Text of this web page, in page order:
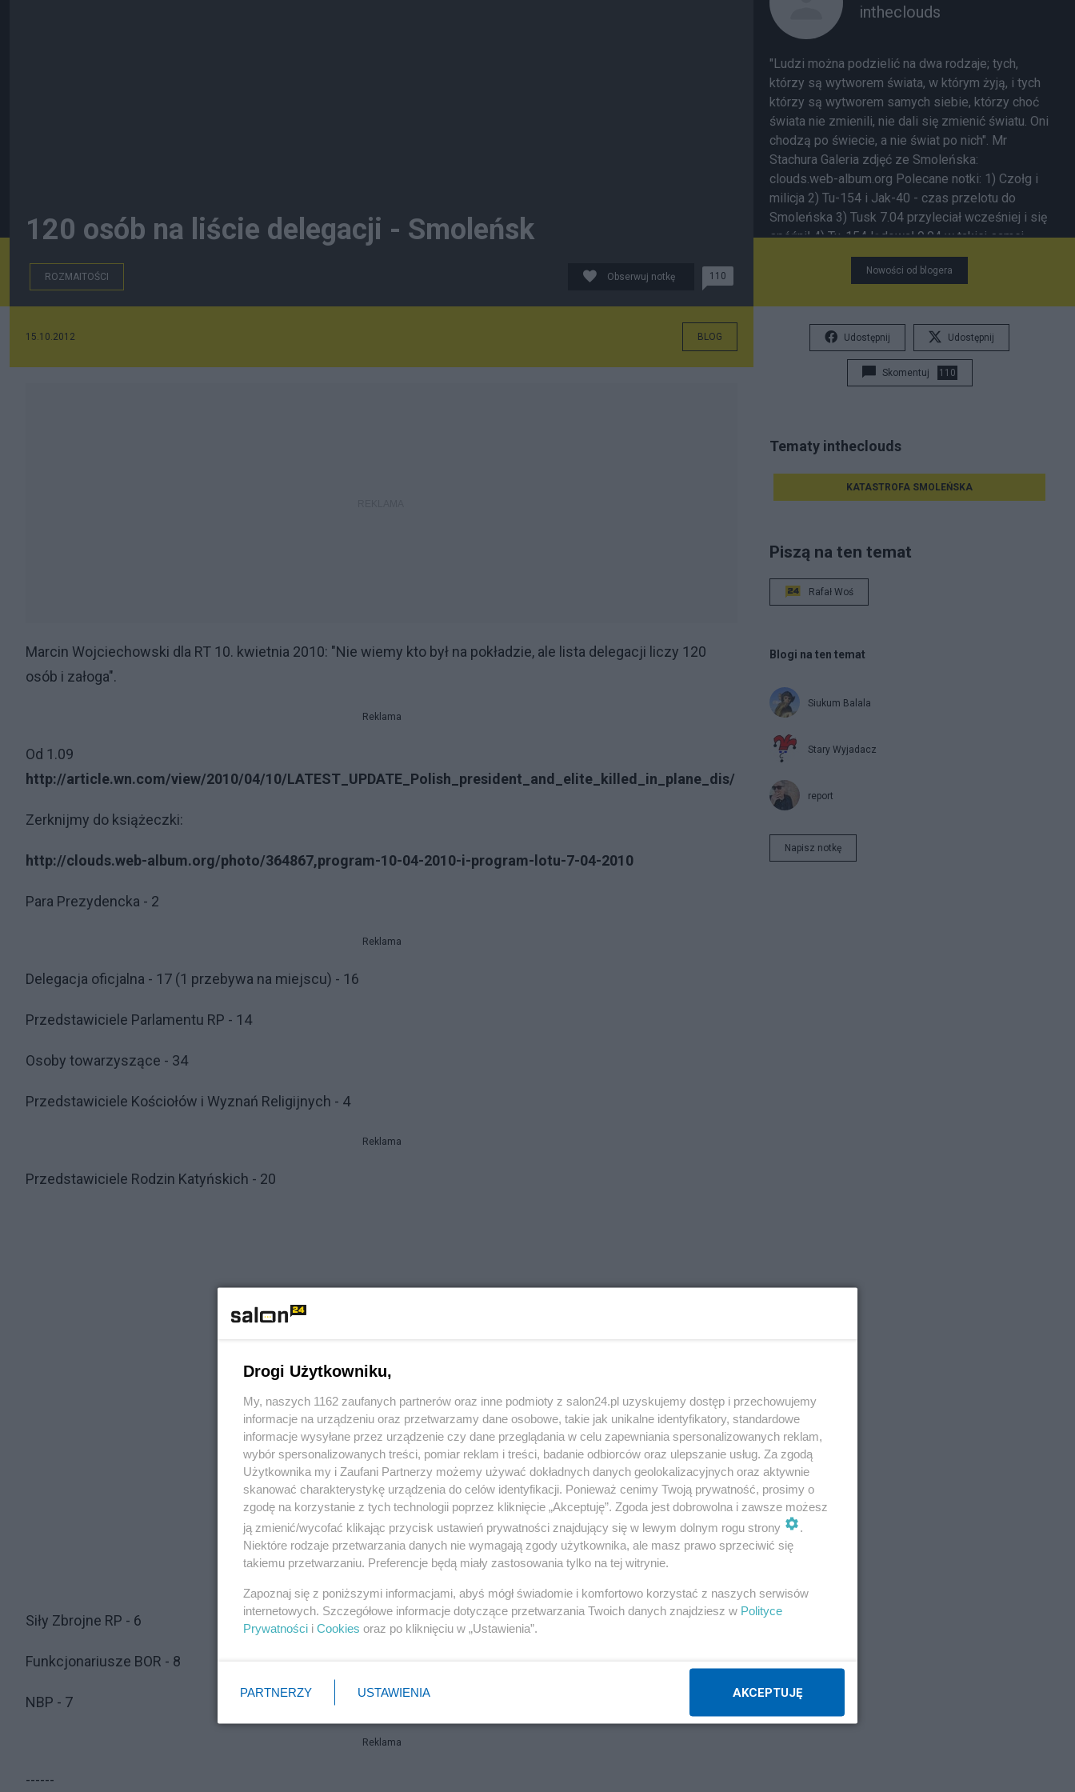
120 osób na liście delegacji - Smoleńsk
ROZMAITOŚCI Obserwuj notkę 110
15.10.2012 BLOG
Marcin Wojciechowski dla RT 10. kwietnia 2010: "Nie wiemy kto był na pokładzie, ale lista delegacji liczy 120
osób i załoga".
Reklama
Od 1.09
http://article.wn.com/view/2010/04/10/LATEST_UPDATE_Polish_president_and_elite_killed_in_plane_dis/
Zerknijmy do książeczki:
http://clouds.web-album.org/photo/364867,program-10-04-2010-i-program-lotu-7-04-2010
Para Prezydencka - 2
Reklama
Delegacja oficjalna - 17 (1 przebywa na miejscu) - 16
Przedstawiciele Parlamentu RP - 14
Osoby towarzyszące - 34
Przedstawiciele Kościołów i Wyznań Religijnych - 4
Reklama
Przedstawiciele Rodzin Katyńskich - 20
Siły Zbrojne RP - 6
Funkcjonariusze BOR - 8
NBP - 7
Reklama
------
intheclouds
"Ludzi można podzielić na dwa rodzaje; tych,
którzy są wytworem świata, w którym żyją, i tych
którzy są wytworem samych siebie, którzy choć
świata nie zmienili, nie dali się zmienić światu. Oni
chodzą po świecie, a nie świat po nich". Mr
Stachura Galeria zdjęć ze Smoleńska:
clouds.web-album.org Polecane notki: 1) Czołg i
milicja 2) Tu-154 i Jak-40 - czas przelotu do
Smoleńska 3) Tusk 7.04 przyleciał wcześniej i się
spóźnił 4) Tu-154 lądował 9.04 w takiej samej
5) O trzech samolotach do Smoleńska
Tajemnice lotu 7.04.2010 7) Był sobie hangar;
Nowości od blogera
Udostępnij Udostępnij
Skomentuj 110
Tematy intheclouds
KATASTROFA SMOLEŃSKA
Piszą na ten temat
Rafał Woś
Blogi na ten temat
Siukum Balala
Stary Wyjadacz
report
Napisz notkę
Drogi Użytkowniku,
My, naszych 1162 zaufanych partnerów oraz inne podmioty z salon24.pl uzyskujemy dostęp i przechowujemy
informacje na urządzeniu oraz przetwarzamy dane osobowe, takie jak unikalne identyfikatory, standardowe
informacje wysyłane przez urządzenie czy dane przeglądania w celu zapewniania spersonalizowanych reklam,
wybór spersonalizowanych treści, pomiar reklam i treści, badanie odbiorców oraz ulepszanie usług. Za zgodą
Użytkownika my i Zaufani Partnerzy możemy używać dokładnych danych geolokalizacyjnych oraz aktywnie
skanować charakterystykę urządzenia do celów identyfikacji. Ponieważ cenimy Twoją prywatność, prosimy o
zgodę na korzystanie z tych technologii poprzez kliknięcie „Akceptuję”. Zgoda jest dobrowolna i zawsze możesz
ją zmienić/wycofać klikając przycisk ustawień prywatności znajdujący się w lewym dolnym rogu strony
.
Niektóre rodzaje przetwarzania danych nie wymagają zgody użytkownika, ale masz prawo sprzeciwić się
takiemu przetwarzaniu. Preferencje będą miały zastosowania tylko na tej witrynie.
Zapoznaj się z poniższymi informacjami, abyś mógł świadomie i komfortowo korzystać z naszych serwisów
internetowych. Szczegółowe informacje dotyczące przetwarzania Twoich danych znajdziesz w Polityce
Prywatności i Cookies oraz po kliknięciu w „Ustawienia”.
PARTNERZY USTAWIENIA AKCEPTUJĘ